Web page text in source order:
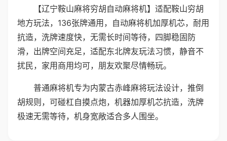
【辽宁鞍山麻将穷胡自动麻将机】适配鞍山穷胡
地方玩法，136张牌通用，自动麻将机加厚机芯，耐用
抗造，洗牌速度快，无需长时间等待，四脚稳固防
滑，出牌空间充足，适配东北牌友玩法习惯，静音不
扰民，家用商用均可，朋友欢聚尽情畅玩。
普通麻将机专为内蒙古赤峰麻将玩法设计，推倒
胡规则，可碰杠自摸点炮，机器加厚机芯抗造，洗牌
极速无需等待，机身宽敞适合多人围坐。